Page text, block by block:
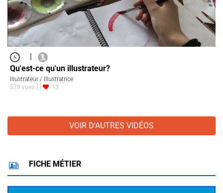
|
Qu'est-ce qu'un illustrateur?
Illustrateur / Illustratrice
578 vues
13
VOIR D'AUTRES VIDÉOS
FICHE MÉTIER